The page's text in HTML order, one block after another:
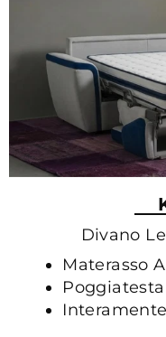
Divano
Materasso